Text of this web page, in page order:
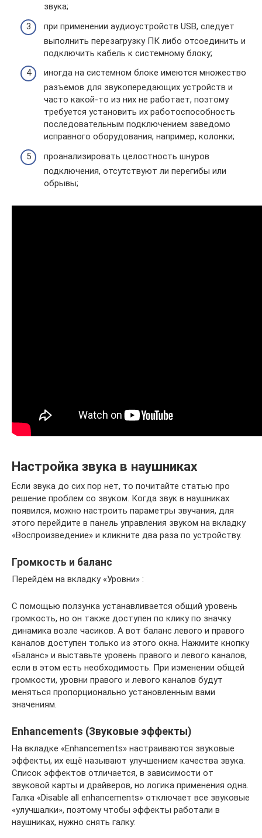
звука;
при применении аудиоустройств USB, следует
выполнить перезагрузку ПК либо отсоединить и
подключить кабель к системному блоку;
иногда на системном блоке имеются множество
разъемов для звукопередающих устройств и
часто какой-то из них не работает, поэтому
требуется установить их работоспособность
последовательным подключением заведомо
исправного оборудования, например, колонки;
проанализировать целостность шнуров
подключения, отсутствуют ли перегибы или
обрывы;
Настройка звука в наушниках
Если звука до сих пор нет, то почитайте статью про
решение проблем со звуком. Когда звук в наушниках
появился, можно настроить параметры звучания, для
этого перейдите в панель управления звуком на вкладку
«Воспроизведение» и кликните два раза по устройству.
Громкость и баланс
Перейдём на вкладку «Уровни» :
С помощью ползунка устанавливается общий уровень
громкость, но он также доступен по клику по значку
динамика возле часиков. А вот баланс левого и правого
каналов доступен только из этого окна. Нажмите кнопку
«Баланс» и выставьте уровень правого и левого каналов,
если в этом есть необходимость. При изменении общей
громкости, уровни правого и левого каналов будут
меняться пропорционально установленным вами
значениям.
Enhancements (Звуковые эффекты)
На вкладке «Enhancements» настраиваются звуковые
эффекты, их ещё называют улучшением качества звука.
Список эффектов отличается, в зависимости от
звуковой карты и драйверов, но логика применения одна.
Галка «Disable all enhancements» отключает все звуковые
«улучшалки», поэтому чтобы эффекты работали в
наушниках, нужно снять галку: